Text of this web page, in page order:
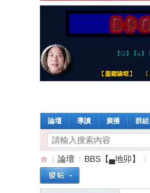
論壇 導讀 廣播 群組
論壇 BBS【▄地卯】